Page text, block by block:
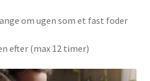
om ugen som et fast foder
efter (max 12 timer)